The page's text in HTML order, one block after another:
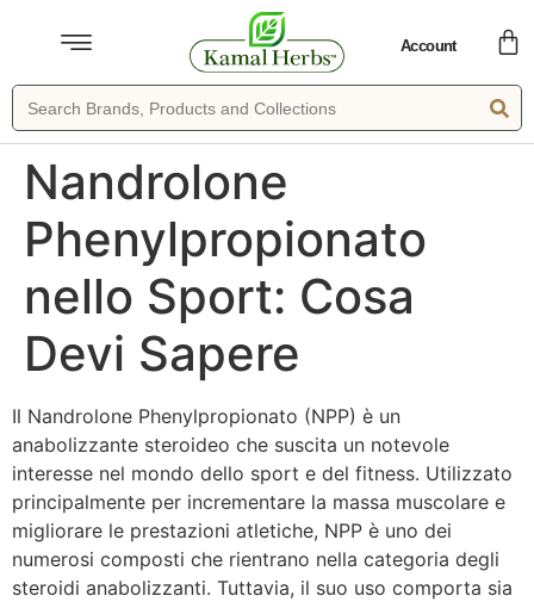
Account
Nandrolone
Phenylpropionato
nello Sport: Cosa
Devi Sapere
Il Nandrolone Phenylpropionato (NPP) è un
anabolizzante steroideo che suscita un notevole
interesse nel mondo dello sport e del fitness. Utilizzato
principalmente per incrementare la massa muscolare e
migliorare le prestazioni atletiche, NPP è uno dei
numerosi composti che rientrano nella categoria degli
steroidi anabolizzanti. Tuttavia, il suo uso comporta sia